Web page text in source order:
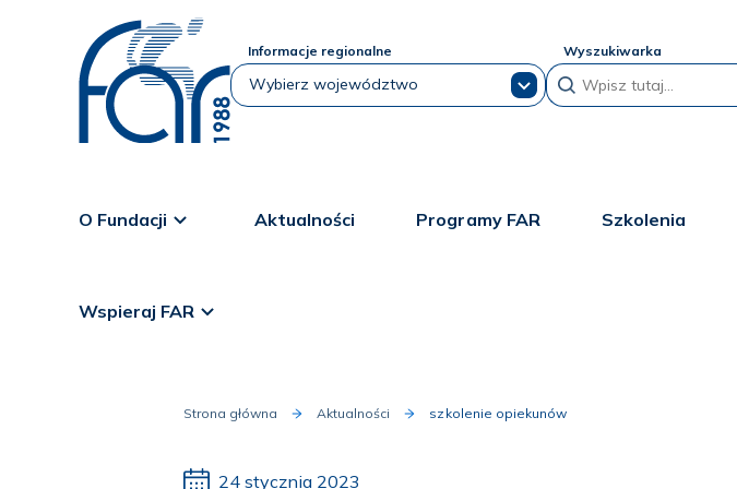
Informacje regionalne Wyszukiwarka
O Fundacji Aktualności Programy FAR Szkolenia
Wspieraj FAR
Strona główna Aktualności szkolenie opiekunów
24 stycznia 2023